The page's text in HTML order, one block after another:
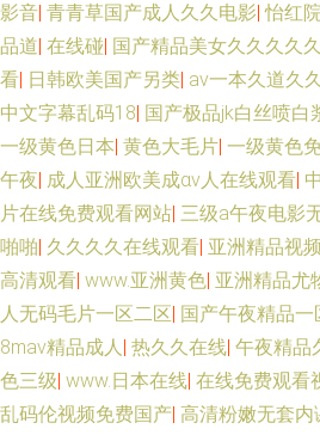
影音| 青青草国产成人久久电影|怡红
品道| 在线碰| 国产精品美女久久久久
看| 日韩欧美国产另类| av一本久道久
中文字幕乱码18| 国产极品jk白丝喷白
一级黄色日本| 黄色大毛片| 一级黄色
午夜| 成人亚洲欧美成αⅴ人在线观看|
片在线免费观看网站| 三级a午夜电影
啪啪| 久久久久在线观看| 亚洲精品视
高清观看| www.亚洲黄色| 亚洲精品尤
人无码毛片一区二区| 国产午夜精品一
8mav精品成人 | 热久久在线| 午夜精品
色三级| www.日本在线| 在线免费观看
乱码伦视频免费国产| 高清粉嫩无套内